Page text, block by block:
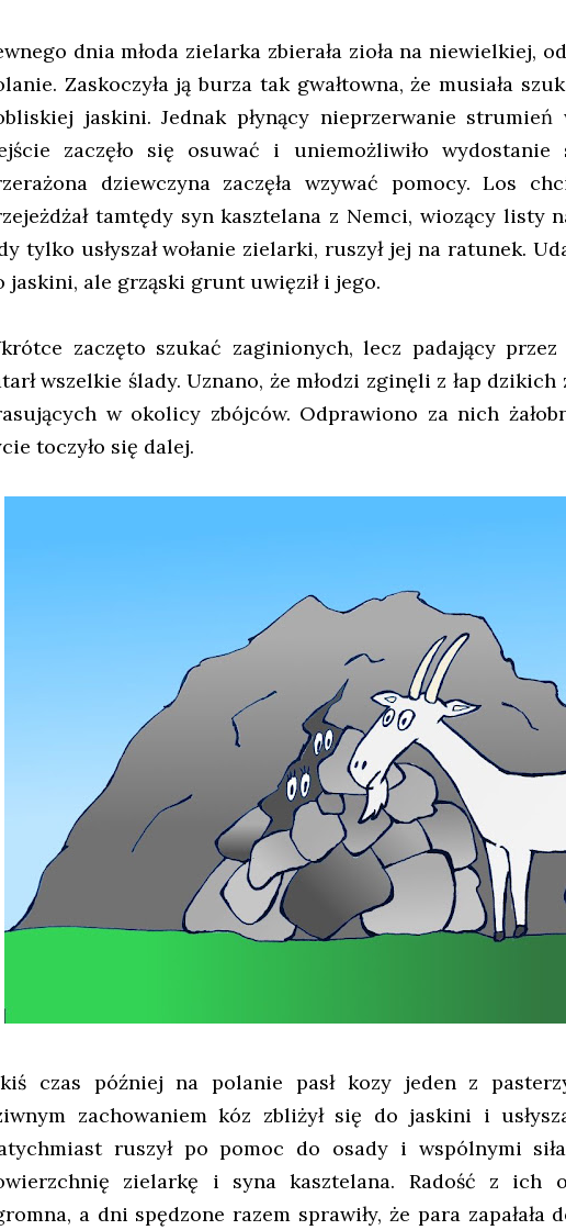
dnia młoda zielarka zbierała zioła na niewielkiej,
Zaskoczyła ją burza tak gwałtowna, że musiała
jaskini. Jednak płynący nieprzerwanie strumień
zaczęło się osuwać i uniemożliwiło wydostanie
dziewczyna zaczęła wzywać pomocy. Los
tamtędy syn kasztelana z Nemci, wiozący listy
tylko usłyszał wołanie zielarki, ruszył jej na ratunek.
jaskini, ale grząski grunt uwięził i jego.
zaczęto szukać zaginionych, lecz padający
wszelkie ślady. Uznano, że młodzi zginęli z łap
w okolicy zbójców. Odprawiono za nich
toczyło się dalej.
czas później na polanie pasł kozy jeden z
zachowaniem kóz zbliżył się do jaskini i
ruszył po pomoc do osady i wspólnymi
zielarkę i syna kasztelana. Radość z ich
a dni spędzone razem sprawiły, że para zapałała